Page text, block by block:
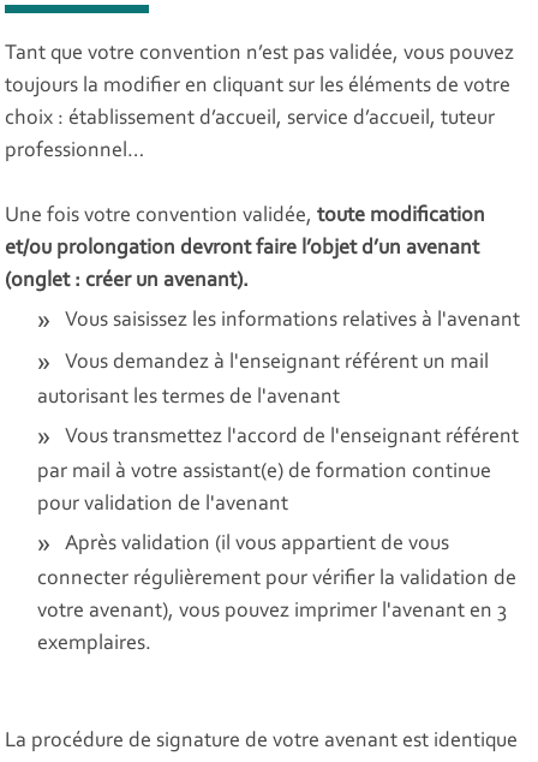
Tant que votre convention n’est pas validée, vous pouvez
toujours la modifier en cliquant sur les éléments de votre
choix : établissement d’accueil, service d’accueil, tuteur
professionnel…
Une fois votre convention validée,toute modification
et/ou prolongation devront faire l’objet d’un avenant
(onglet : créer un avenant).
Vous saisissez les informations relatives à l'avenant
Vous demandez à l'enseignant référent un mail
autorisant les termes de l'avenant
Vous transmettez l'accord de l'enseignant référent
par mail à votre assistant(e) de formation continue
pour validation de l'avenant
Après validation (il vous appartient de vous
connecter régulièrement pour vérifier la validation de
votre avenant), vous pouvez imprimer l'avenant en 3
exemplaires.
La procédure de signature de votre avenant est identique